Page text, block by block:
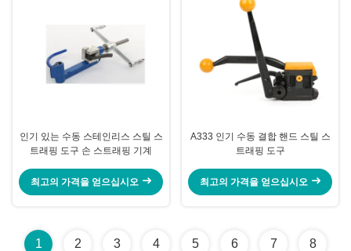
인기 있는 수동 스테인리스 스틸 스
트래핑 도구 손 스트래핑 기계
최고의 가격을 얻으십시오
A333 인기 수동 결합 핸드 스틸 스
트래핑 도구
최고의 가격을 얻으십시오
1 2 3 4 5 6 7 8